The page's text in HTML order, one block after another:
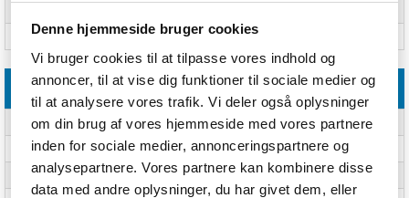
Denne hjemmeside bruger cookies
Vi bruger cookies til at tilpasse vores indhold og
annoncer, til at vise dig funktioner til sociale medier og
til at analysere vores trafik. Vi deler også oplysninger
om din brug af vores hjemmeside med vores partnere
inden for sociale medier, annonceringspartnere og
analysepartnere. Vores partnere kan kombinere disse
data med andre oplysninger, du har givet dem, eller
Vægt 900 g
Emballeringsdata
Pakkebredde 275 mm
Pakkedybde 225 mm
Pakkehøjde 170 mm